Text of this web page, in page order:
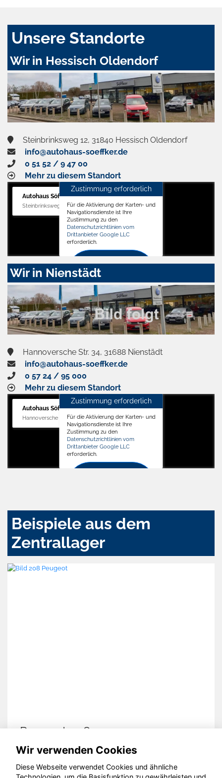
Unsere Standorte
Wir in Hessisch Oldendorf
Steinbrinksweg 12, 31840 Hessisch Oldendorf
info@autohaus-soeffker.de
0 51 52 / 9 47 00
Mehr zu diesem Standort
Autohaus Söffker GmbH
Steinbrinksweg 12, 31840 Hessisch Oldendorf
Zustimmung erforderlich
Für die Aktivierung der Karten- und
Navigationsdienste ist Ihre
Zustimmung zu den
Datenschutzrichtlinien vom
Drittanbieter Google LLC
erforderlich.
Zustimmen
aktivieren
Wir in Nienstädt
Hannoversche Str. 34, 31688 Nienstädt
info@autohaus-soeffker.de
0 57 24 / 95 000
Mehr zu diesem Standort
Autohaus Söffker GmbH
Hannoversche Str. 34, 31688 Nienstädt
Zustimmung erforderlich
Für die Aktivierung der Karten- und
Navigationsdienste ist Ihre
Zustimmung zu den
Datenschutzrichtlinien vom
Drittanbieter Google LLC
erforderlich.
Beispiele aus dem
Zentrallager
Hyundai TUCSON
Wir verwenden Cookies
Diese Webseite verwendet Cookies und ähnliche